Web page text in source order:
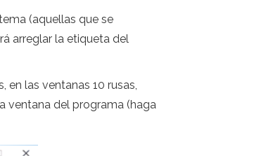
(aquellas que se
arreglar la etiqueta del
en las ventanas 10 rusas,
ventana del programa (haga